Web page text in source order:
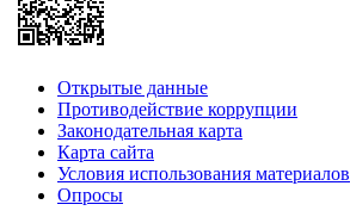
Открытые данные
Противодействие коррупции
Законодательная карта
Карта сайта
Условия использования материалов
Опросы